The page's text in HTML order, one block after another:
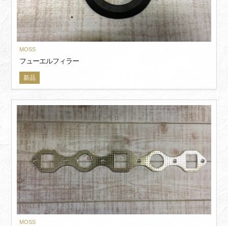
MOSS
フューエルフィラー
新品
MOSS